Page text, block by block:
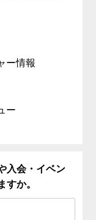
ー情報
ー
入会・イベン
すか。